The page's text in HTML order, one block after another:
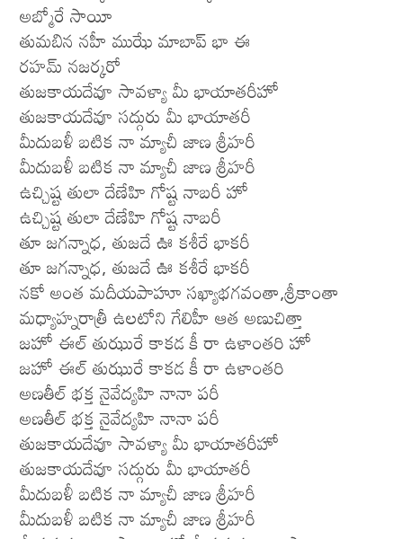
అబ్మోరే సాయీ
తుమబిన నహీ ముఝే మాబాప్ భా ఈ
రహమ్ నజర్కరో
తుజకాయదేవూ సావళ్యా మీ భాయాతరీహో
తుజకాయదేవూ సద్గురు మీ భాయాతరీ
మీదుబళీ బటిక నా మ్యాచీ జాణ శ్రీహరీ
మీదుబళీ బటిక నా మ్యాచీ జాణ శ్రీహరీ
ఉచ్చిష్ట తులా దేణేహి గోష్ట నాబరీ హో
ఉచ్చిష్ట తులా దేణేహి గోష్ట నాబరీ
తూ జగన్నాధ, తుజదే ఊ కశీరే భాకరీ
తూ జగన్నాధ, తుజదే ఊ కశీరే భాకరీ
నకో అంత మదీయపాహూ సఖ్యాభగవంతా,శ్రీకాంతా
మధ్యాహ్నరాత్రీ ఉలటోని గేలిహీ ఆత అణుచిత్తా
జహో ఈల్ తుఝురే కాకడ కీ రా ఉళాంతరి హో
జహో ఈల్ తుఝురే కాకడ కీ రా ఉళాంతరి
అణతీల్ భక్త నైవేద్యహి నానా పరీ
అణతీల్ భక్త నైవేద్యహి నానా పరీ
తుజకాయదేవూ సావళ్యా మీ భాయాతరీహో
తుజకాయదేవూ సద్గురు మీ భాయాతరీ
మీదుబళీ బటిక నా మ్యాచీ జాణ శ్రీహరీ
మీదుబళీ బటిక నా మ్యాచీ జాణ శ్రీహరీ